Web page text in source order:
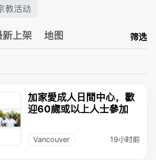
教活动
新上架 地图 筛选
加家愛成人日間中心，歡
迎60歲或以上人士參加
Vancouver 19小时前